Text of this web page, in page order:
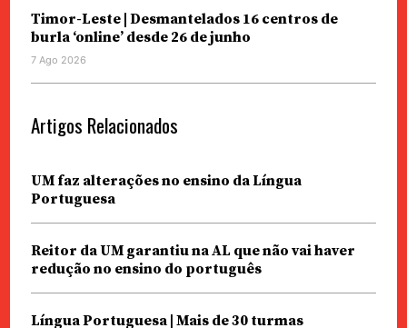
Timor-Leste | Desmantelados 16 centros de
burla ‘online’ desde 26 de junho
7 Ago 2026
Artigos Relacionados
UM faz alterações no ensino da Língua
Portuguesa
Reitor da UM garantiu na AL que não vai haver
redução no ensino do português
Língua Portuguesa | Mais de 30 turmas